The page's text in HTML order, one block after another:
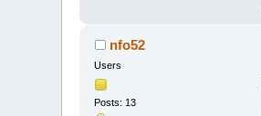
nfo52
Users
Posts: 13